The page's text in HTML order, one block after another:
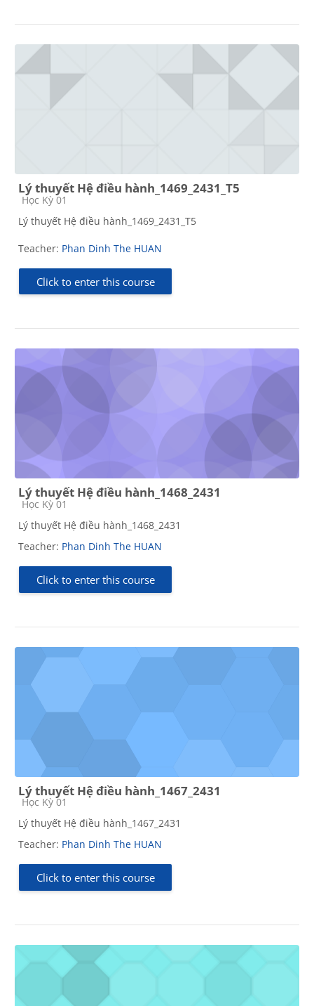
Lý thuyết Hệ điều hành_1469_2431_T5
Course category
Học Kỳ 01
Lý thuyết Hệ điều hành_1469_2431_T5
Teacher: Phan Dinh The HUAN
Click to enter this course
Lý thuyết Hệ điều hành_1468_2431
Course category
Học Kỳ 01
Lý thuyết Hệ điều hành_1468_2431
Teacher: Phan Dinh The HUAN
Click to enter this course
Lý thuyết Hệ điều hành_1467_2431
Course category
Học Kỳ 01
Lý thuyết Hệ điều hành_1467_2431
Teacher: Phan Dinh The HUAN
Click to enter this course